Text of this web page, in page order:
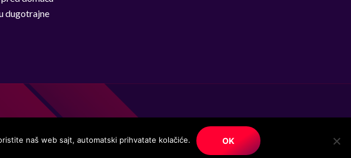
dugotrajne
© Copyright. All right reserved.
naš web sajt, automatski prihvatate kolačiće. OK